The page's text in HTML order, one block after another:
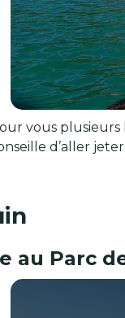
vous
d’aller
au Parc